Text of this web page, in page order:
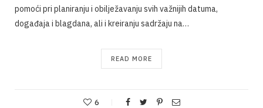
pomoći pri planiranju i obilježavanju svih važnijih datuma,
događaja i blagdana, ali i kreiranju sadržaju na…
READ MORE
6